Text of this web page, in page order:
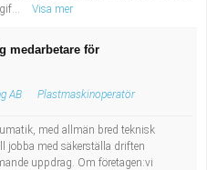
Visa mer
medarbetare för
AB Plastmaskinoperatör
med allmän bred teknisk
jobba med säkerställa driften
uppdrag. Om företagen:vi